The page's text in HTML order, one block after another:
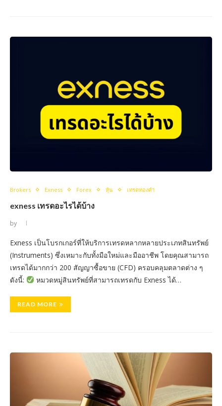
Brokers Exness Forex หุ้น เทรดทองคำ
exness เทรดอะไรได้บ้าง
by
Exness เป็นโบรกเกอร์ที่ให้บริการเทรดหลากหลายประเภทสินทรัพย์
(Instruments) ซึ่งเหมาะกับทั้งมือใหม่และมืออาชีพ โดยคุณสามารถ
เทรดได้มากกว่า 200 สัญญาซื้อขาย (CFD) ครอบคลุมตลาดต่าง ๆ
ดังนี้:
หมวดหมู่สินทรัพย์ที่สามารถเทรดกับ Exness ได้…
READ MORE